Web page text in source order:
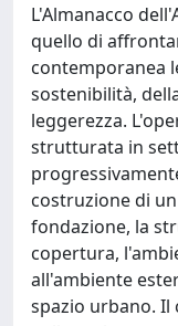
L'Almanacco
quello di
contemporanea
sostenibilità,
leggerezza.
strutturata in
costruzione di
fondazione, la
copertura,
all'ambiente
spazio urbano. Il